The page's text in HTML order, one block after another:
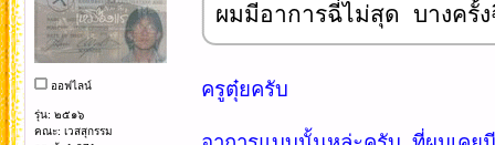
ออฟไลน์
รุ่น: ๒๕๑๖
คณะ: เวสสุกรรม
ผมมีอาการฉี่ไม่สุด บางครั้ง
ครูตุ๋ยครับ